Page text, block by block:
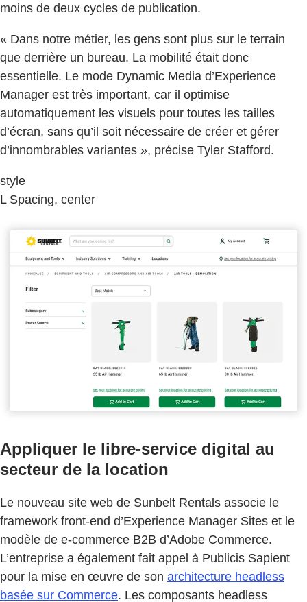
moins de deux cycles de publication.
« Dans notre métier, les gens sont plus sur le terrain
que derrière un bureau. La mobilité était donc
essentielle. Le mode Dynamic Media d’Experience
Manager est très important, car il optimise
automatiquement les visuels pour toutes les tailles
d’écran, sans qu’il soit nécessaire de créer et gérer
d’innombrables variantes », précise Tyler Stafford.
style
L Spacing, center
Appliquer le libre-service digital au
secteur de la location
Le nouveau site web de Sunbelt Rentals associe le
framework front-end d’Experience Manager Sites et le
modèle de e-commerce B2B d’Adobe Commerce.
L’entreprise a également fait appel à Publicis Sapient
pour la mise en œuvre de son architecture headless
basée sur Commerce. Les composants headless